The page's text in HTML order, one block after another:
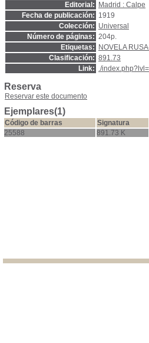
Editorial:
Madrid : Calpe
Fecha de publicación: 1919
Colección: Universal
Número de páginas: 204p.
Etiquetas:
NOVELA
Clasificación: 891.73
Link: ./
Reserva
Reservar este documento
Ejemplares(1)
Código de barras
Signatura
25588
891.73 K